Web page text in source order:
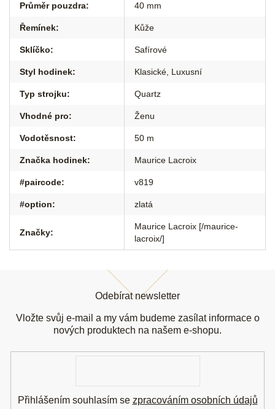
Průměr pouzdra: 40 mm
Řemínek: Kůže
Sklíčko: Safírové
Styl hodinek: Klasické Luxusní
Typ strojku: Quartz
Vhodné pro: Ženu
Vodotěsnost: 50 m
Značka hodinek: Maurice Lacroix
#paircode: v819
#option: zlatá
Značky:
Maurice Lacroix [/maurice-
lacroix/]
Odebírat newsletter
Vložte svůj e-mail a my vám budeme zasílat informace o
nových produktech na našem e-shopu.
Přihlášením souhlasím se zpracováním osobních údajů